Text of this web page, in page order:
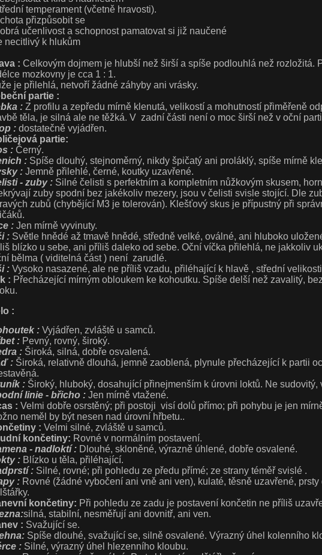
temperament (včetně hravosti).
přizpůsobit se
učenlivost a schopnost pamatovat si již naučené
necitlivý k hlukům
: Celkovým dojmem je hlubší než širší a spíše podlouhlá než rozložitá.
mozkovny je cca 1 : 1.
je přilehlá, netvoří žádné záhyby ani vrásky.
partie :
: Z profilu a zepředu mírně klenutá, velikostí a mohutností přiměřeně
těla, je silná ale ne těžká. V zadní části není o moc širší než v oční
: dostatečně vyjádřen.
partie:
: Černý.
: Spíše dlouhý, stejnoměrný, nikdy špičatý ani proláklý, spíše mírně
: Jemně přilehlé, černé, koutky uzavřené.
- zuby : Silné čelisti s perfektním a kompletním nůžkovým skusem,
zuby spodní bez jakékoliv mezery, jsou v čelisti svisle stojící. Dle
zubů (chybějící M3 je tolerován). Klešťový skus je přípustný při
: Jen mírně vyvinuty.
: Světle hnědé až tmavě hnědé, středně velké, oválné, ani hluboko
blízko u sebe, ani příliš daleko od sebe. Oční víčka přilehlá, ne jakkoliv
bělma ( viditelná část ) není zarudlé.
: Vysoko nasazené, ale ne příliš vzadu, přiléhající k hlavě , střední
: Přecházející mírným obloukem ke kohoutku. Spíše delší než zavalitý,
:
: Vyjádřen, zvláště u samců.
: Pevný, rovný, široký.
: Široká, silná, dobře osvalená.
: Široká, relativně dlouhá, jemně zaoblená, plynule přecházející k partii
: Široký, hluboký, dosahující přinejmenším k úrovni loktů. Ne sudovitý,
linie - břicho : Jen mírně vtažené.
: Velmi dobře osrstěný; při postoji visí dolů přímo; při pohybu je jen
neměl by být nesen nad úrovní hřbetu..
: Velmi silné, zvláště u samců.
končetiny: Rovné v normálním postavení.
- nadloktí : Dlouhé, skloněné, výrazně úhlené, dobře osvalené.
: Blízko u těla, přiléhající.
: Silné, rovné; při pohledu ze předu přímé; ze strany téměř svislé .
: Rovné (žádné vybočení ani vně ani ven), kulaté, těsně uzavřené,
končetiny: Při pohledu ze zadu je postavení končetin ne příliš
silná, stabilní, nesměřují ani dovnitř, ani ven.
: Svažující se.
Spíše dlouhé, svažující se, silně osvalené. Výrazný úhel kolenního
: Silné, výrazný úhel hlezenního kloubu.